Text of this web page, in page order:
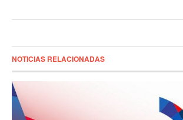
NOTICIAS RELACIONADAS